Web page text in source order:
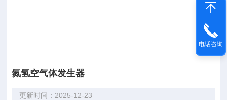
氮氢空气体发生器
更新时间：2025-12-23
电话咨询